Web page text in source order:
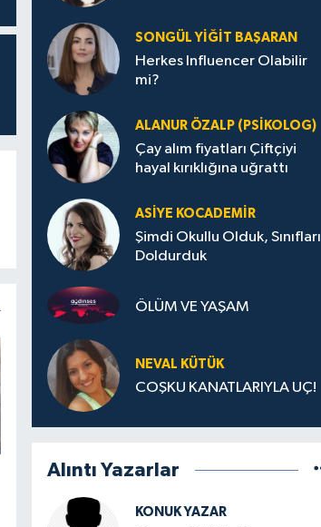
SONGÜL YIĞIT BAŞARAN
Herkes Influencer Olabilir
mi?
ALANUR ÖZALP (PSIKOLOG)
Çay alım fiyatları Çiftçiyi
hayal kırıklığına uğrattı
ASIYE KOCADEMİR
Şimdi Okullu Olduk, Sınıfları
Doldurduk
ÖLÜM VE YAŞAM
NEVAL KÜTÜK
COŞKU KANATLARIYLA UÇ!
Alıntı Yazarlar
KONUK YAZAR